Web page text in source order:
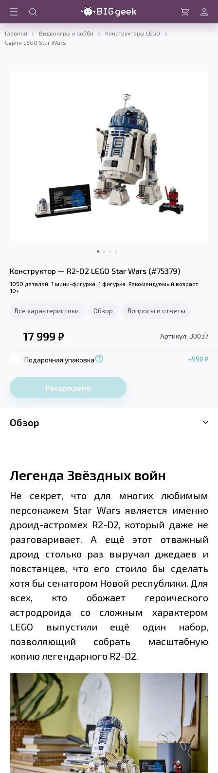
Войти
Главная Видеоигры и хобби
Конструкторы LEGO
Серия LEGO Star Wars
Конструктор — R2-D2 LEGO Star Wars (#75379)
1050 деталей, 1 мини-фигурка, 1 фигурка. Рекомендуемый возраст:
10+
Все характеристики Обзор Вопросы и ответы
17 999 ₽ Артикул: 30037
Подарочная упаковка +990 ₽
Распродано
Обзор
Легенда Звёздных войн
Не секрет, что для многих любимым
персонажем Star Wars является именно
дроид-астромех R2-D2, который даже не
разговаривает. А ещё этот отважный
дроид столько раз выручал джедаев и
повстанцев, что его стоило бы сделать
хотя бы сенатором Новой республики. Для
всех, кто обожает героического
астродроида со сложным характером
LEGO выпустили ещё один набор,
позволяющий собрать масштабную
копию легендарного R2-D2.